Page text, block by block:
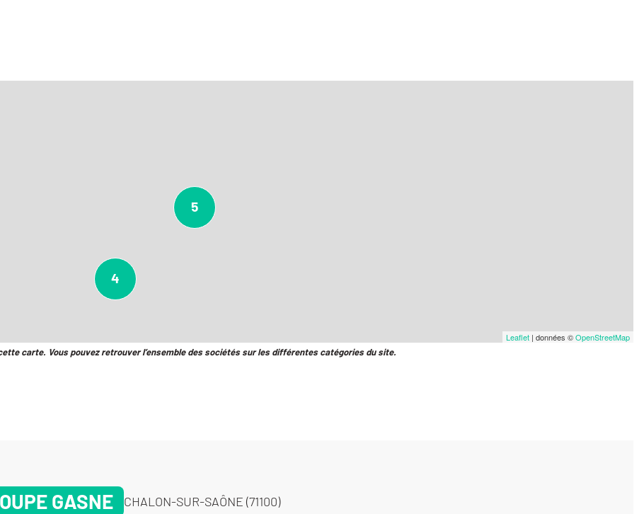
4
5
Leaflet | données ©OpenStreetMap
carte. Vous pouvez retrouver l’ensemble des sociétés sur les différentes catégories du site.
GASNE CHALON-SUR-SAÔNE (71100)